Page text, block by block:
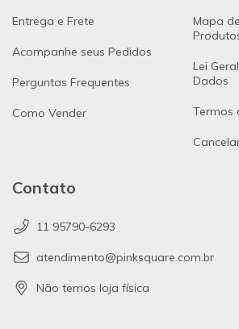
Entrega e Frete
Acompanhe seus Pedidos
Perguntas Frequentes
Como Vender
Mapa
Lei
Dados
Termos
Contato
11 95790-6293
atendimento@pinksquare.com.br
Não temos loja física